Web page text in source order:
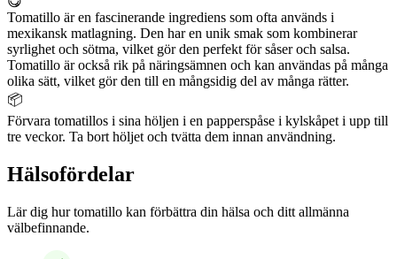
Tomatillo är en fascinerande ingrediens som ofta används i
mexikansk matlagning. Den har en unik smak som kombinerar
syrlighet och sötma, vilket gör den perfekt för såser och salsa.
Tomatillo är också rik på näringsämnen och kan användas på många
olika sätt, vilket gör den till en mångsidig del av många rätter.
📦
Förvara tomatillos i sina höljen i en papperspåse i kylskåpet i upp till
tre veckor. Ta bort höljet och tvätta dem innan användning.
Hälsofördelar
Lär dig hur tomatillo kan förbättra din hälsa och ditt allmänna
välbefinnande.